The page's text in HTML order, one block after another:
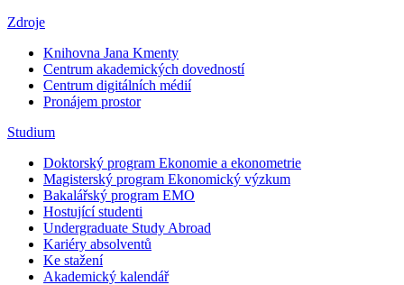
Zdroje
Knihovna Jana Kmenty
Centrum akademických dovedností
Centrum digitálních médií
Pronájem prostor
Studium
Doktorský program Ekonomie a ekonometrie
Magisterský program Ekonomický výzkum
Bakalářský program EMO
Hostující studenti
Undergraduate Study Abroad
Kariéry absolventů
Ke stažení
Akademický kalendář